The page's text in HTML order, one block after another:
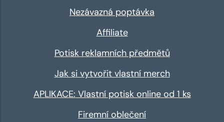
Nezávazná poptávka
Affiliate
Potisk reklamních předmětů
Jak si vytvořit vlastní merch
APLIKACE: Vlastní potisk online od 1 ks
Firemní oblečení